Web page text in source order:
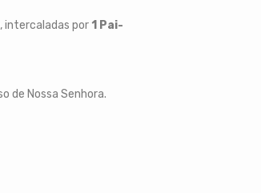
, intercaladas por 1 Pai-
de Nossa Senhora.